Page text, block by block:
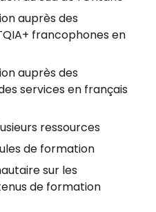
auprès des
francophones en
auprès des
services en français
ressources
de formation
sur les
de formation